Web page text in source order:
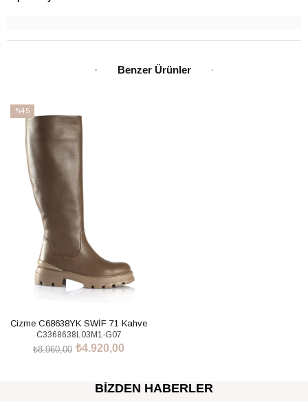
Benzer Ürünler
%45
İndirim
Çizme C68638YK SWİF 71 Kahve
C3368638L03M1-G07
₺4.920,00
₺8.960,00
BIZDEN HABERLER